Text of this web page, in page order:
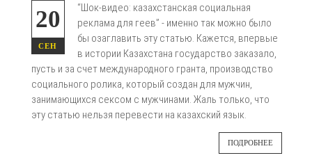
20
СЕН
“Шок-видео: казахстанская социальная
реклама для геев” - именно так можно было
бы озаглавить эту статью. Кажется, впервые
в истории Казахстана государство заказало,
пусть и за счет международного гранта, производство
социального ролика, который создан для мужчин,
занимающихся сексом с мужчинами. Жаль только, что
эту статью нельзя перевести на казахский язык.
ПОДРОБНЕЕ